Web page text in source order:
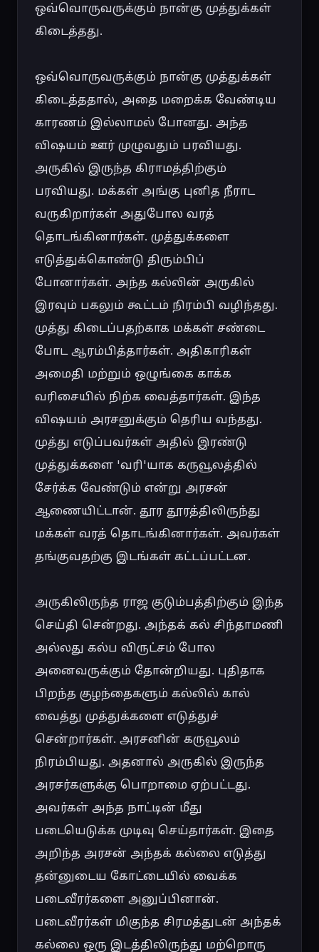
ஒவ்வொருவருக்கும் நான்கு முத்துக்கள்
கிடைத்தது.
ஒவ்வொருவருக்கும் நான்கு முத்துக்கள்
கிடைத்ததால், அதை மறைக்க வேண்டிய
காரணம் இல்லாமல் போனது. அந்த
விஷயம் ஊர் முழுவதும் பரவியது.
அருகில் இருந்த கிராமத்திற்கும்
பரவியது. மக்கள் அங்கு புனித நீராட
வருகிறார்கள் அதுபோல வரத்
தொடங்கினார்கள். முத்துக்களை
எடுத்துக்கொண்டு திரும்பிப்
போனார்கள். அந்த கல்லின் அருகில்
இரவும் பகலும் கூட்டம் நிரம்பி வழிந்தது.
முத்து கிடைப்பதற்காக மக்கள் சண்டை
போட ஆரம்பித்தார்கள். அதிகாரிகள்
அமைதி மற்றும் ஒழுங்கை காக்க
வரிசையில் நிற்க வைத்தார்கள். இந்த
விஷயம் அரசனுக்கும் தெரிய வந்தது.
முத்து எடுப்பவர்கள் அதில் இரண்டு
முத்துக்களை 'வரி'யாக கருவூலத்தில்
சேர்க்க வேண்டும் என்று அரசன்
ஆணையிட்டான். தூர தூரத்திலிருந்து
மக்கள் வரத் தொடங்கினார்கள். அவர்கள்
தங்குவதற்கு இடங்கள் கட்டப்பட்டன.
அருகிலிருந்த ராஜ குடும்பத்திற்கும் இந்த
செய்தி சென்றது. அந்தக் கல் சிந்தாமணி
அல்லது கல்ப விருட்சம் போல
அனைவருக்கும் தோன்றியது. புதிதாக
பிறந்த குழந்தைகளும் கல்லில் கால்
வைத்து முத்துக்களை எடுத்துச்
சென்றார்கள். அரசனின் கருவூலம்
நிரம்பியது. அதனால் அருகில் இருந்த
அரசர்களுக்கு பொறாமை ஏற்பட்டது.
அவர்கள் அந்த நாட்டின் மீது
படையெடுக்க முடிவு செய்தார்கள். இதை
அறிந்த அரசன் அந்தக் கல்லை எடுத்து
தன்னுடைய கோட்டையில் வைக்க
படைவீரர்களை அனுப்பினான்.
படைவீரர்கள் மிகுந்த சிரமத்துடன் அந்தக்
கல்லை ஒரு இடத்திலிருந்து மற்றொரு